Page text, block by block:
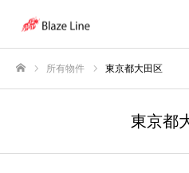
所有物件 東京都大田区
東京都